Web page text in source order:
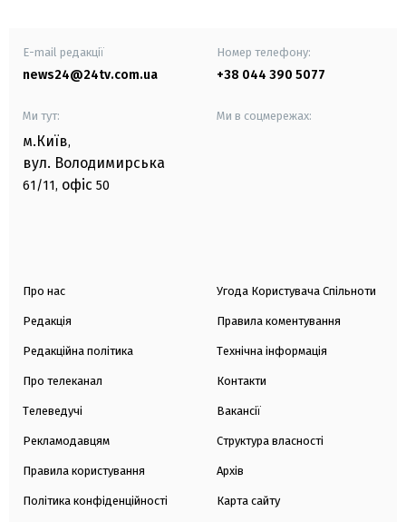
E-mail редакції
news24@24tv.com.ua
Номер телефону:
+38 044 390 5077
Ми тут:
м.Київ,
вул. Володимирська
61/11, офіс 50
Ми в соцмережах:
Про нас
Редакція
Редакційна політика
Про телеканал
Телеведучі
Рекламодавцям
Правила користування
Політика конфіденційності
Угода Користувача Спільноти
Правила коментування
Технічна інформація
Контакти
Вакансії
Структура власності
Архів
Карта сайту